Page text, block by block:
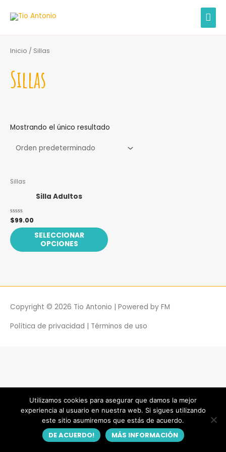
Inicio / Sillas
Sillas
Mostrando el único resultado
Sillas
Silla Adultos
Valorado
con
0
de
5
$99.00
SELECCIONAR
OPCIONES
Este
múltiples
variantes.
Las
opciones
en
página
de
Copyright © 2026 Tio Antonio | Powered by FM
Política de privacidad Términos de uso
Utilizamos cookies para asegurar que damos la mejor
experiencia al usuario en nuestra web. Si sigues utilizando
este sitio asumiremos que estás de acuerdo.
DE ACUERDO! MÁS INFORMACIÓN